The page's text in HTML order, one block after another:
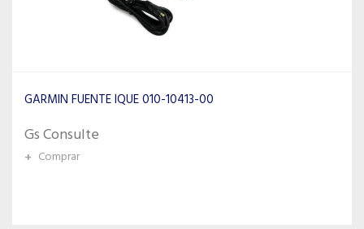
GARMIN FUENTE IQUE 010-10413-00
Gs Consulte
+ Comprar